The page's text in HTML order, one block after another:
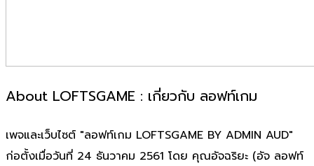
About LOFTSGAME : เกี่ยวกับ ลอฟท์เกม
เพจและเว็บไซต์ "ลอฟท์เกม LOFTSGAME BY ADMIN AUD"
ก่อตั้งเมื่อวันที่ 24 ธันวาคม 2561 โดย คุณอัจฉริยะ (อัจ ลอฟท์